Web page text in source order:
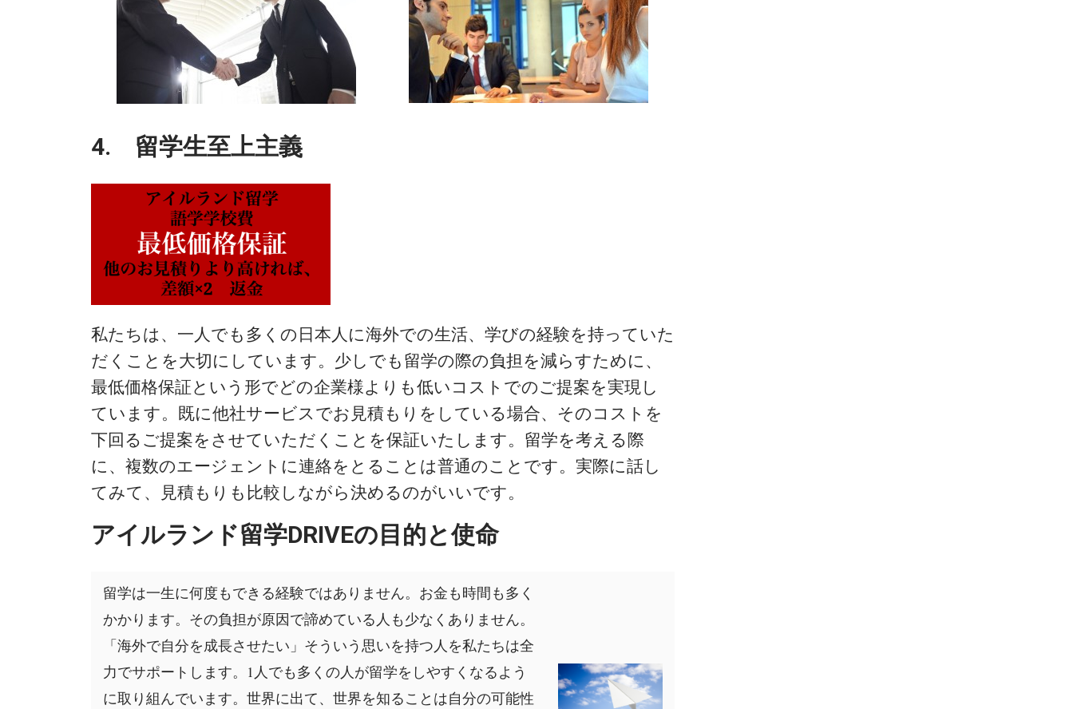
4. 留学生至上主義
私たちは、一人でも多くの日本人に海外での生活、学びの経験を持っていた
だくことを大切にしています。少しでも留学の際の負担を減らすために、
最低価格保証という形でどの企業様よりも低いコストでのご提案を実現し
ています。既に他社サービスでお見積もりをしている場合、そのコストを
下回るご提案をさせていただくことを保証いたします。留学を考える際
に、複数のエージェントに連絡をとることは普通のことです。実際に話し
てみて、見積もりも比較しながら決めるのがいいです。
アイルランド留学DRIVEの目的と使命
留学は一生に何度もできる経験ではありません。お金も時間も多く
かかります。その負担が原因で諦めている人も少なくありません。
「海外で自分を成長させたい」そういう思いを持つ人を私たちは全
力でサポートします。1人でも多くの人が留学をしやすくなるよう
に取り組んでいます。世界に出て、世界を知ることは自分の可能性